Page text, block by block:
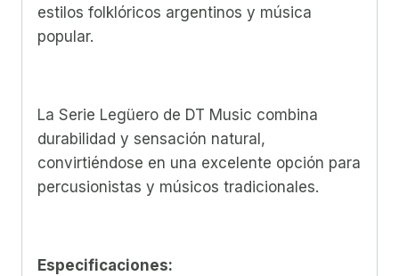
estilos folklóricos argentinos y música
popular.
La Serie Legüero de DT Music combina
durabilidad y sensación natural,
convirtiéndose en una excelente opción para
percusionistas y músicos tradicionales.
Especificaciones: